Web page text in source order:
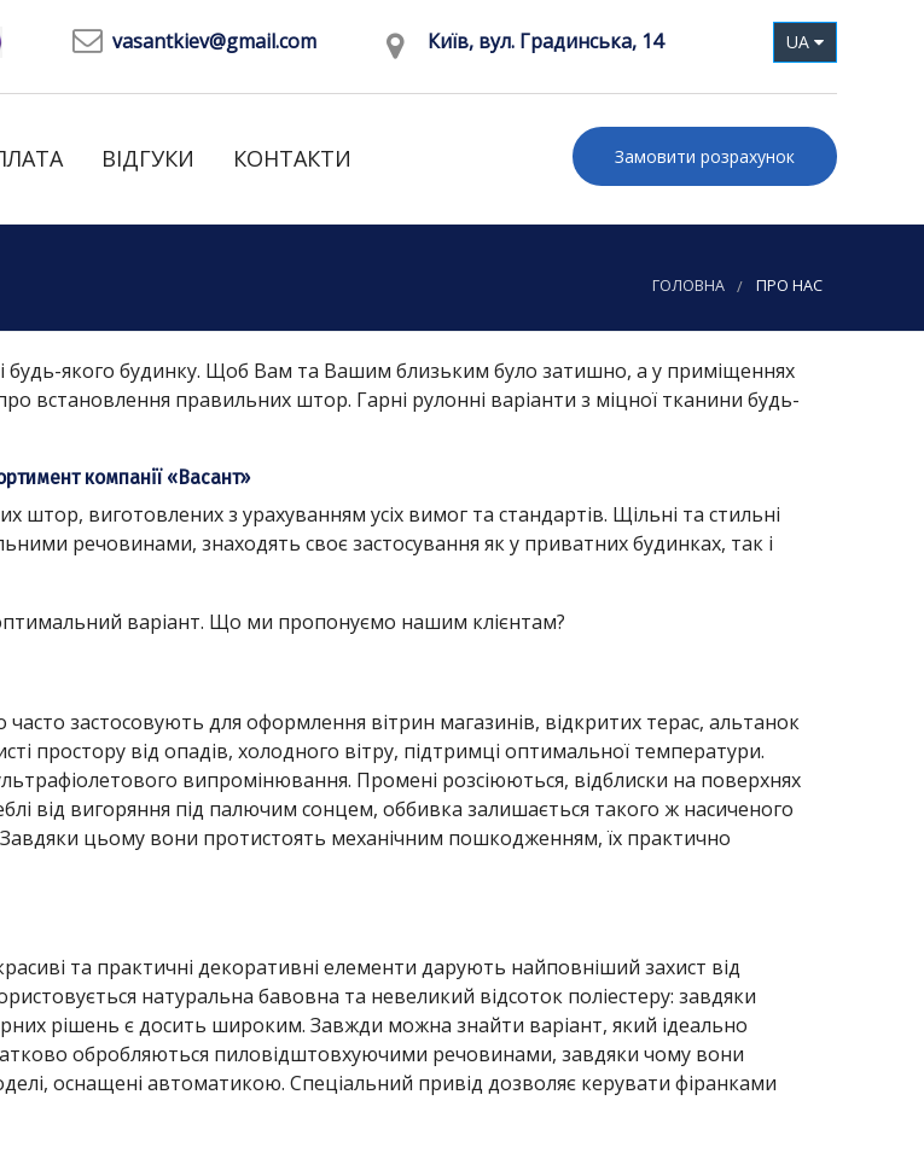
vasantkiev@gmail.com Київ, вул. Градинська, 14 UA
Замовити розрахунок
вікна
ніч
ворота
бесідок
ВІДГУКИ КОНТАКТИ
ГОЛОВНА ПРО НАС
будь-якого будинку. Щоб Вам та Вашим близьким було затишно, а у приміщеннях
встановлення правильних штор. Гарні рулонні варіанти з міцної тканини будь-
компанії «Васант»
виготовлених з урахуванням усіх вимог та стандартів. Щільні та стильні
речовинами, знаходять своє застосування як у приватних будинках, так і
варіант. Що ми пропонуємо нашим клієнтам?
застосовують для оформлення вітрин магазинів, відкритих терас, альтанок
простору від опадів, холодного вітру, підтримці оптимальної температури.
випромінювання. Промені розсіюються, відблиски на поверхнях
від вигоряння під палючим сонцем, оббивка залишається такого ж насиченого
Завдяки цьому вони протистоять механічним пошкодженням, їх практично
та практичні декоративні елементи дарують найповніший захист від
натуральна бавовна та невеликий відсоток поліестеру: завдяки
рішень є досить широким. Завжди можна знайти варіант, який ідеально
обробляються пиловідштовхуючими речовинами, завдяки чому вони
оснащені автоматикою. Спеціальний привід дозволяє керувати фіранками